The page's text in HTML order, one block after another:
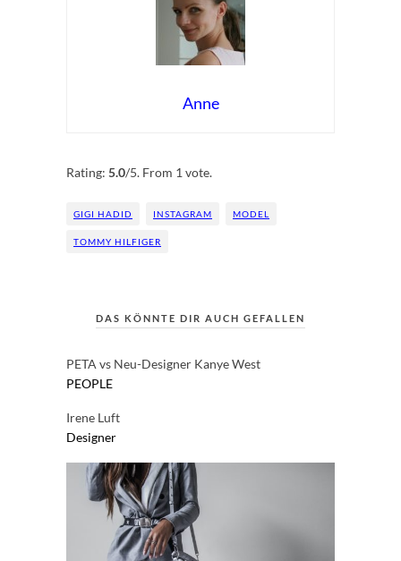
Anne
Rating: 5.0/5. From 1 vote.
GIGI HADID INSTAGRAM MODEL
TOMMY HILFIGER
DAS KÖNNTE DIR AUCH GEFALLEN
PETA vs Neu-Designer Kanye West
PEOPLE
Irene Luft
Designer